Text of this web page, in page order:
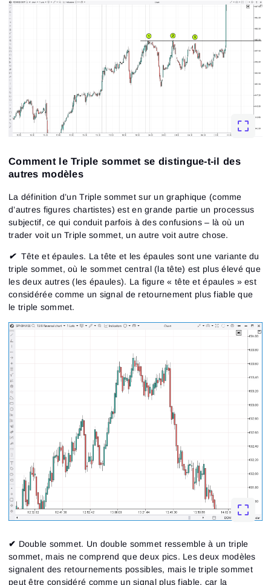
Comment le Triple sommet se distingue-t-il des
autres modèles
La définition d’un Triple sommet sur un graphique (comme
d’autres figures chartistes) est en grande partie un processus
subjectif, ce qui conduit parfois à des confusions – là où un
trader voit un Triple sommet, un autre voit autre chose.
✔ Tête et épaules. La tête et les épaules sont une variante du
triple sommet, où le sommet central (la tête) est plus élevé que
les deux autres (les épaules). La figure « tête et épaules » est
considérée comme un signal de retournement plus fiable que
le triple sommet.
✔ Double sommet. Un double sommet ressemble à un triple
sommet, mais ne comprend que deux pics. Les deux modèles
signalent des retournements possibles, mais le triple sommet
peut être considéré comme un signal plus fiable, car la